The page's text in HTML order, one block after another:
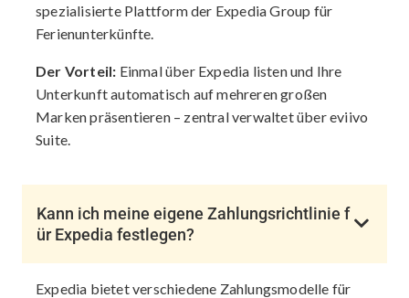
spezialisierte Plattform der Expedia Group für
Ferienunterkünfte.
Der Vorteil: Einmal über Expedia listen und Ihre
Unterkunft automatisch auf mehreren großen
Marken präsentieren – zentral verwaltet über eviivo
Suite.
Kann ich meine eigene Zahlungsrichtlinie f
ür Expedia festlegen?
Expedia bietet verschiedene Zahlungsmodelle für